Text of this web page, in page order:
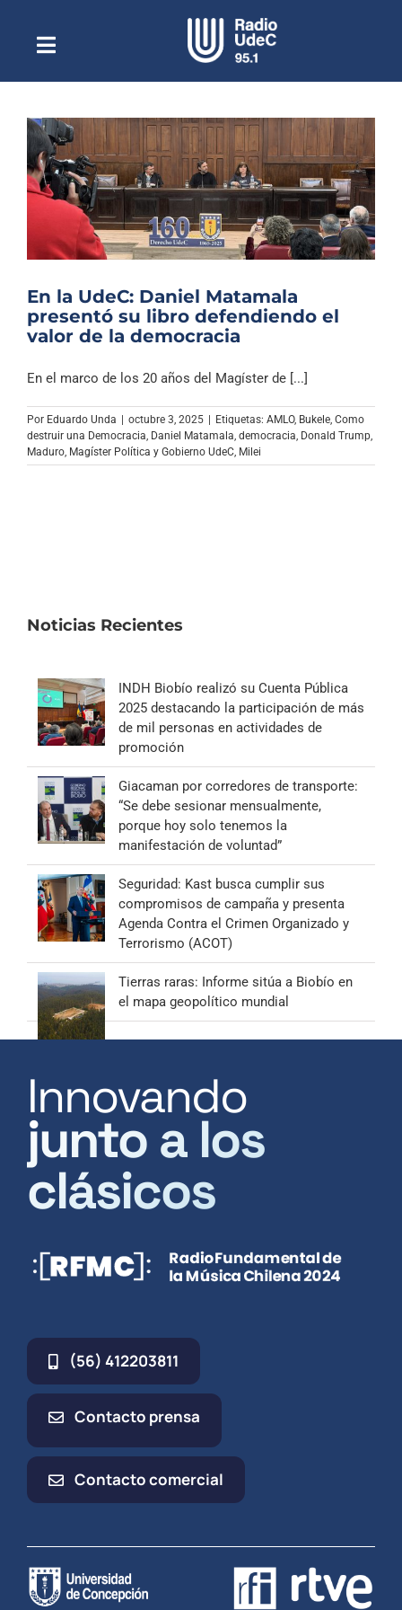
contenidoToggle
NavigationEscuchar Radio UdeC en vivo
Quiénes Somos
Programación
Podcast
Noticias
Columnas
Música Clásica
Especiales
Archivo Sonoro
En la UdeC: Daniel Matamala
presentó su libro defendiendo el
valor de la democracia
En el marco de los 20 años del Magíster de [...]
Por Eduardo Unda | octubre 3, 2025 | Etiquetas: AMLO, Bukele Como
destruir una Democracia Daniel Matamala democracia Donald Trump
Maduro Magíster Política y Gobierno UdeC Milei
Noticias Recientes
INDH Biobío realizó su Cuenta Pública
2025 destacando la participación de más
de mil personas en actividades de
promoción
Giacaman por corredores de transporte:
“Se debe sesionar mensualmente,
porque hoy solo tenemos la
manifestación de voluntad”
Seguridad: Kast busca cumplir sus
compromisos de campaña y presenta
Agenda Contra el Crimen Organizado y
Terrorismo (ACOT)
Tierras raras: Informe sitúa a Biobío en
el mapa geopolítico mundial
Innovando
junto a los
clásicos
(56) 412203811
Contacto prensa
Contacto comercial